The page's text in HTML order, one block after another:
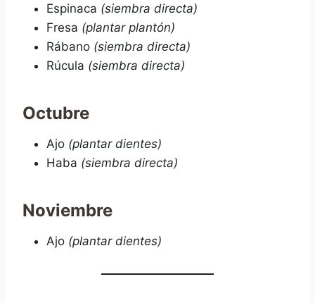
Espinaca (siembra directa)
Fresa (plantar plantón)
Rábano (siembra directa)
Rúcula (siembra directa)
Octubre
Ajo (plantar dientes)
Haba (siembra directa)
Noviembre
Ajo (plantar dientes)